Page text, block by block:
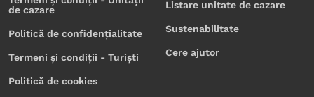
de cazare
Politică de confidențialitate
Termeni și condiții - Turiști
Politică de cookies
Listare unitate de cazare
Sustenabilitate
Cere ajutor